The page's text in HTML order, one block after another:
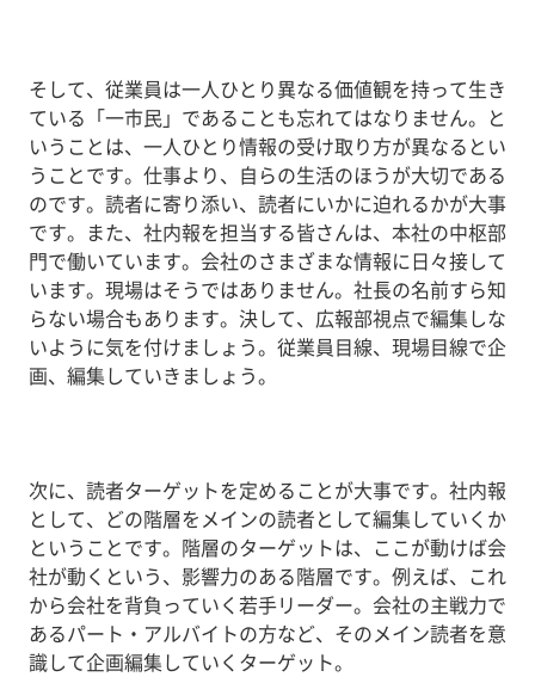
そして、従業員は一人ひとり異なる価値観を持って生き
ている「一市民」であることも忘れてはなりません。と
いうことは、一人ひとり情報の受け取り方が異なるとい
うことです。仕事より、自らの生活のほうが大切である
のです。読者に寄り添い、読者にいかに迫れるかが大事
です。また、社内報を担当する皆さんは、本社の中枢部
門で働いています。会社のさまざまな情報に日々接して
います。現場はそうではありません。社長の名前すら知
らない場合もあります。決して、広報部視点で編集しな
いように気を付けましょう。従業員目線、現場目線で企
画、編集していきましょう。
次に、読者ターゲットを定めることが大事です。社内報
として、どの階層をメインの読者として編集していくか
ということです。階層のターゲットは、ここが動けば会
社が動くという、影響力のある階層です。例えば、これ
から会社を背負っていく若手リーダー。会社の主戦力で
あるパート・アルバイトの方など、そのメイン読者を意
識して企画編集していくターゲット。